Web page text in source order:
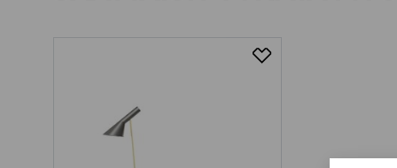
Pikatoimitus Wolt
Toimitusaika 2–4 viikkoa